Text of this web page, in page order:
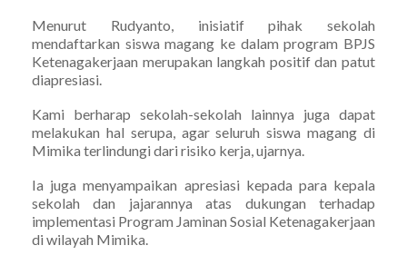
Menurut Rudyanto, inisiatif pihak sekolah
mendaftarkan siswa magang ke dalam program BPJS
Ketenagakerjaan merupakan langkah positif dan patut
diapresiasi.
Kami berharap sekolah-sekolah lainnya juga dapat
melakukan hal serupa, agar seluruh siswa magang di
Mimika terlindungi dari risiko kerja, ujarnya.
Ia juga menyampaikan apresiasi kepada para kepala
sekolah dan jajarannya atas dukungan terhadap
implementasi Program Jaminan Sosial Ketenagakerjaan
di wilayah Mimika.